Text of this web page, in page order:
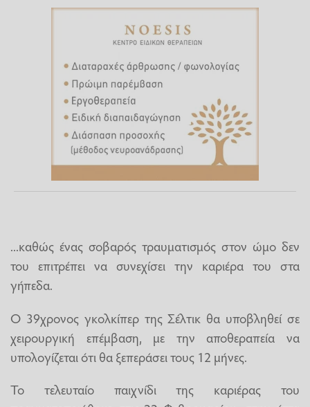
...καθώς ένας σοβαρός τραυματισμός στον ώμο δεν
του επιτρέπει να συνεχίσει την καριέρα του στα
γήπεδα.
Ο 39χρονος γκολκίπερ της Σέλτικ θα υποβληθεί σε
χειρουργική επέμβαση, με την αποθεραπεία να
υπολογίζεται ότι θα ξεπεράσει τους 12 μήνες.
Το τελευταίο παιχνίδι της καριέρας του